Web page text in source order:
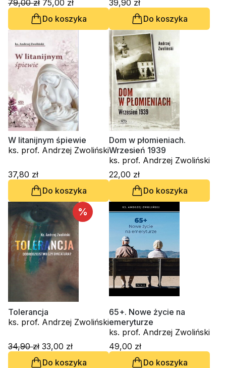
79,00 zł 75,00 zł
Do koszyka
39,90 zł
Do koszyka
W litanijnym śpiewie
ks. prof. Andrzej Zwoliński
37,80 zł
Do koszyka
Dom w płomieniach.
Wrzesień 1939
ks. prof. Andrzej Zwoliński
22,00 zł
Do koszyka
%
Tolerancja
ks. prof. Andrzej Zwoliński
34,90 zł 33,00 zł
Do koszyka
65+. Nowe życie na
emeryturze
ks. prof. Andrzej Zwoliński
49,00 zł
Do koszyka